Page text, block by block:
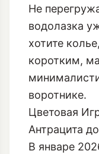
Не
водолазка
хотите
коротким,
воротнике.
Цветовая
Антрацита
В январе